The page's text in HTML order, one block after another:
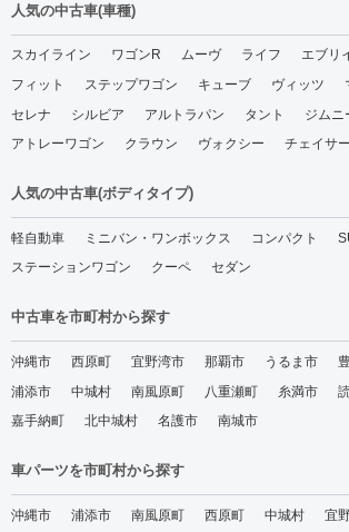
人気の中古車(車種)
スカイライン ワゴンR ムーヴ ライフ エブリ
フィット
ステップワゴン キューブ ヴィッツ
セレナ
シルビア アルトラパン タント
ジムニ
アトレーワゴン
クラウン ヴォクシー チェイサー
人気の中古車(ボディタイプ)
軽自動車 ミニバン・ワンボックス コンパクト
ステーションワゴン
クーペ セダン
中古車を市町村から探す
沖縄市 西原町 宜野湾市 那覇市 うるま市
浦添市
中城村 南風原町 八重瀬町 糸満市
嘉手納町
北中城村 名護市 南城市
車パーツを市町村から探す
沖縄市 浦添市 南風原町 西原町 中城村 宜